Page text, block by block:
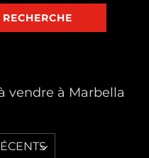
vendre à Marbella